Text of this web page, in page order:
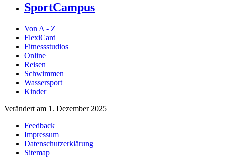
SportCampus
Von A - Z
FlexiCard
Fitnessstudios
Online
Reisen
Schwimmen
Wassersport
Kinder
Verändert am 1. Dezember 2025
Feedback
Impressum
Datenschutzerklärung
Sitemap